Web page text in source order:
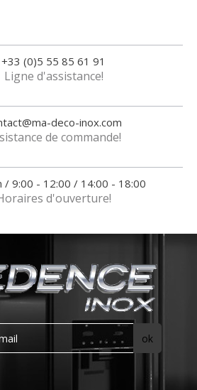
+33 (0)5 55 85 61 91
Ligne d'assistance!
deco-inox.com
de commande!
/ 9:00 - 12:00 / 14:00 - 18:00
d'ouverture!